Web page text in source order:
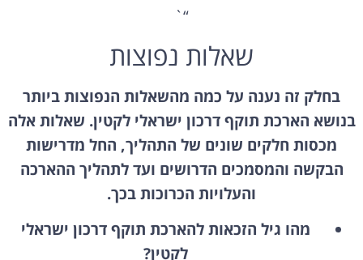
“`
שאלות נפוצות
בחלק זה נענה על כמה מהשאלות הנפוצות ביותר
בנושא הארכת תוקף דרכון ישראלי לקטין. שאלות אלה
מכסות חלקים שונים של התהליך, החל מדרישות
הבקשה והמסמכים הדרושים ועד לתהליך ההארכה
והעלויות הכרוכות בכך.
מהו גיל הזכאות להארכת תוקף דרכון ישראלי
לקטין?